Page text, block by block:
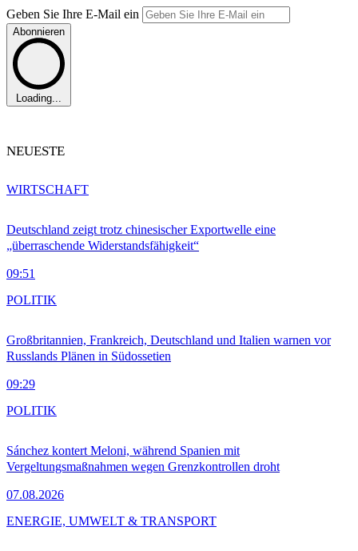
Geben Sie Ihre E-Mail ein
Abonnieren
Loading...
NEUESTE
Deutschland zeigt trotz chinesischer Exportwelle eine
„überraschende Widerstandsfähigkeit“
09:51
WIRTSCHAFT
Großbritannien, Frankreich, Deutschland und Italien warnen vor
Russlands Plänen in Südossetien
09:29
POLITIK
Sánchez kontert Meloni, während Spanien mit
Vergeltungsmaßnahmen wegen Grenzkontrollen droht
07.08.2026
POLITIK
ENERGIE, UMWELT & TRANSPORT